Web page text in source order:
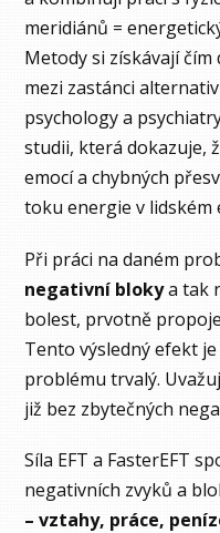
meridiánů =
Metody si získávají
mezi zastánci
psychology a
studii, která dokazuje,
emocí a chybných
toku energie v lidském
Při práci na daném
negativní blokya tak
bolest, prvotně
Tento výsledný efekt
problému trvalý.
již bez zbytečných
Síla EFT a FasterEFT
negativních zvyků a
– vztahy, práce,